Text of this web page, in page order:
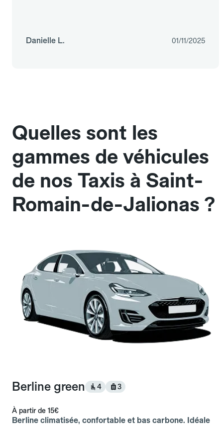
Danielle L. 01/11/2025
Quelles sont les
gammes de véhicules
de nos Taxis à Saint-
Romain-de-Jalionas ?
Berline green 4 3
À partir de 15€
Berline climatisée, confortable et bas carbone. Idéale